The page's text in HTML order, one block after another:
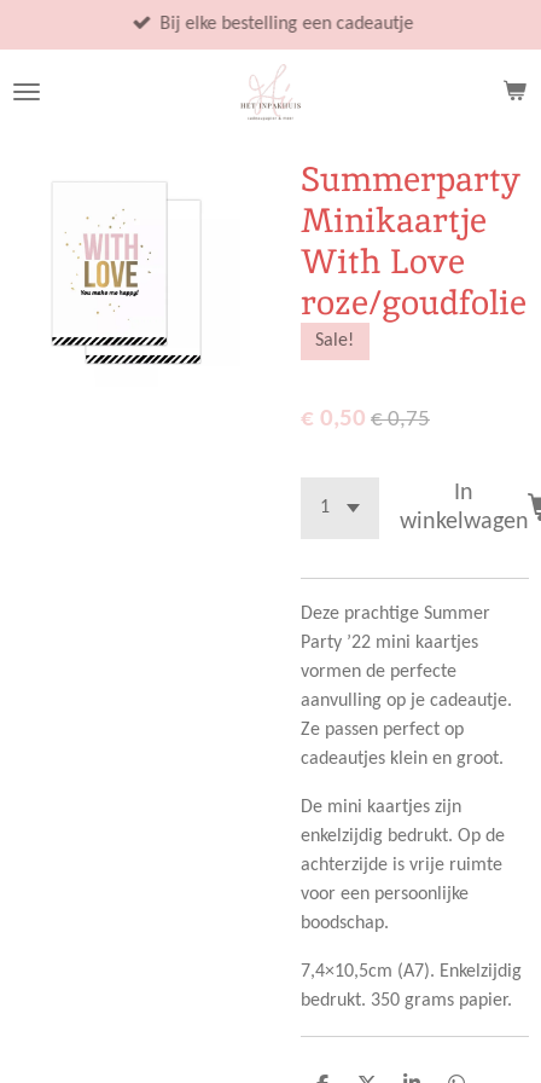
direct
naar
Bij elke bestelling een cadeautje
Summerparty
Minikaartje
With Love
roze/goudfolie
Sale!
€ 0,50 € 0,75
In
winkelwagen
Deze prachtige Summer
Party ’22 mini kaartjes
vormen de perfecte
aanvulling op je cadeautje.
Ze passen perfect op
cadeautjes klein en groot.
De mini kaartjes zijn
enkelzijdig bedrukt. Op de
achterzijde is vrije ruimte
voor een persoonlijke
boodschap.
7,4×10,5cm (A7). Enkelzijdig
bedrukt. 350 grams papier.